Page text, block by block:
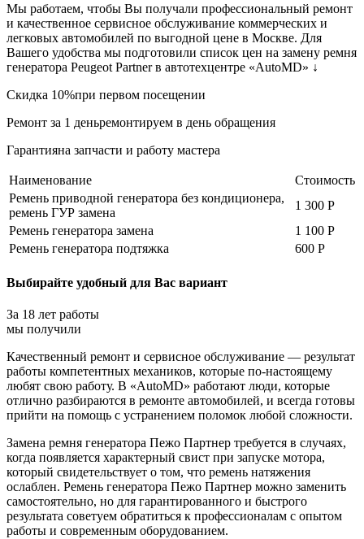
Мы работаем, чтобы Вы получали профессиональный ремонт
и качественное сервисное обслуживание коммерческих и
легковых автомобилей по выгодной цене в Москве. Для
Вашего удобства мы подготовили список цен на замену ремня
генератора Peugeot Partner в автотехцентре «AutoMD» ↓
Скидка 10%при первом посещении
Ремонт за 1 деньремонтируем в день обращения
Гарантияна запчасти и работу мастера
Наименование
Стоимость
Ремень приводной генератора без кондиционера,
ремень ГУР замена
1 300 Р
Ремень генератора замена
1 100 Р
Ремень генератора подтяжка
600 Р
Выбирайте удобный для Вас вариант
За 18 лет работы
мы получили
Качественный ремонт и сервисное обслуживание — результат
работы компетентных механиков, которые по-настоящему
любят свою работу. В «AutoMD» работают люди, которые
отлично разбираются в ремонте автомобилей, и всегда готовы
прийти на помощь с устранением поломок любой сложности.
Замена ремня генератора Пежо Партнер требуется в случаях,
когда появляется характерный свист при запуске мотора,
который свидетельствует о том, что ремень натяжения
ослаблен. Ремень генератора Пежо Партнер можно заменить
самостоятельно, но для гарантированного и быстрого
результата советуем обратиться к профессионалам с опытом
работы и современным оборудованием.